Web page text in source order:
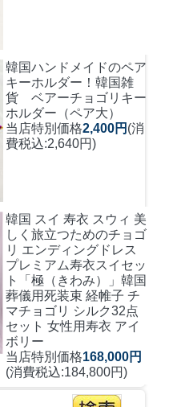
韓国ハンドメイドのペア
キーホルダー！ 韓国雑
貨 ベアーチョゴリキー
ホルダー（ペア大）
当店特別価格2,400円 (消
費税込:2,640円)
韓国 スイ 寿衣 スウィ 美
しく旅立つためのチョゴ
リ エンディングドレス
プレミアム寿衣スイセッ
ト「極（きわみ）」韓国
葬儀用死装束 経帷子 チ
マチョゴリ シルク32点
セット 女性用寿衣 アイ
ボリー
当店特別価格168,000円
(消費税込:184,800円)